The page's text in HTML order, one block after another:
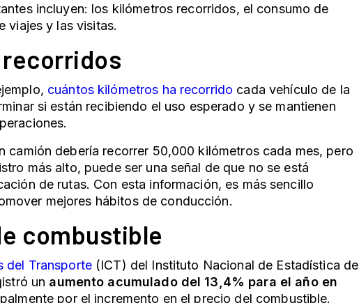
incluyen: los kilómetros recorridos, el consumo de
viajes y las visitas.
cuántos kilómetros ha recorrido cada vehículo de la
si están recibiendo el uso esperado y se mantienen
camión debería recorrer 50,000 kilómetros cada mes, pero
más alto, puede ser una señal de que no se está
de rutas. Con esta información, es más sencillo
mejores hábitos de conducción.
combustible
del Transporte (ICT) del Instituto Nacional de Estadística de
un aumento acumulado del 13,4% para el año en
por el incremento en el precio del combustible.